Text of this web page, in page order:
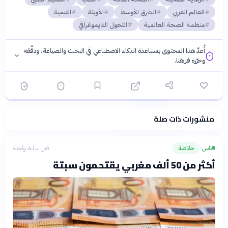
العالم العربي
الشرق الأوسط الأوبئة
التنمية
منظمة الصحة العالمية
التحول الديموغرافي
أُعدّ هذا المحتوى بمساعدة الذكاء الاصطناعي في البحث والصياغة، ودقّقه
وحرّره فريقنا.
فلسفتنا المعرفية· سياسة الذكاء الاصطناعيمنشورات ذات صلة
ناس› خلاصة قبل ساعة واحدة
أكثر من 50 ألف مغربي يقتحمون سبتة